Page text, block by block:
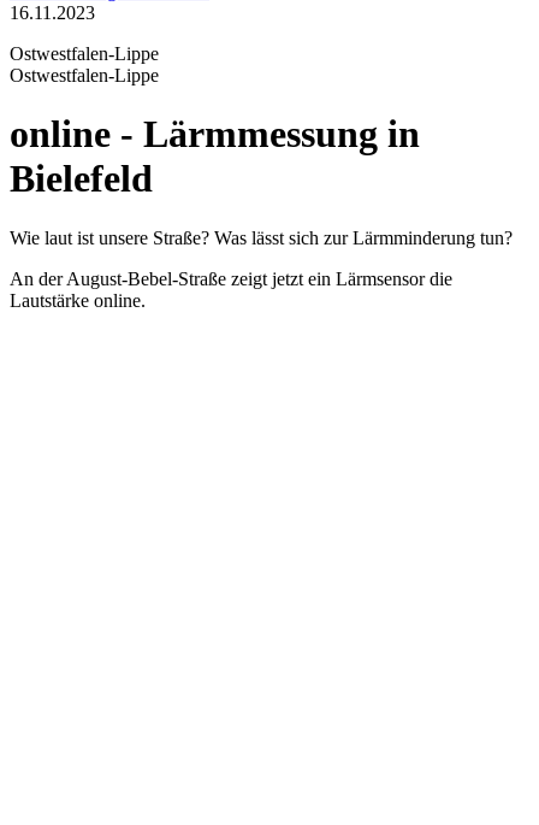
16.11.2023
Ostwestfalen-Lippe
Ostwestfalen-Lippe
online - Lärmmessung in
Bielefeld
Wie laut ist unsere Straße? Was lässt sich zur Lärmminderung tun?
An der August-Bebel-Straße zeigt jetzt ein Lärmsensor die
Lautstärke online.